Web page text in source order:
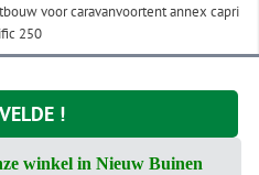
voor caravanvoortent annex capri
250
!
winkel in Nieuw Buinen